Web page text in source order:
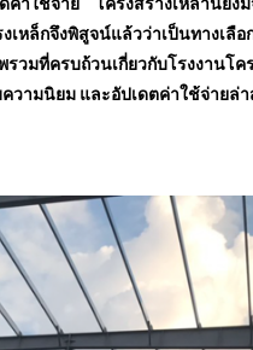
หล็กจึงพิสูจน์แล้วว่าเป็นทางเลือ
วมที่ครบถ้วนเกี่ยวกับโรงงานโค
วามนิยม และอัปเดตค่าใช้จ่ายล่